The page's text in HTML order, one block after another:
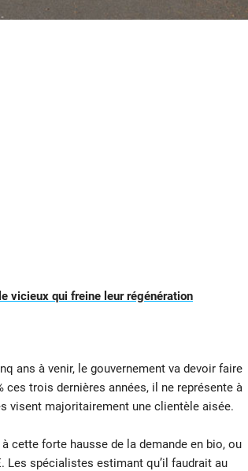
vicieux qui freine leur régénération
ans à venir, le gouvernement va devoir faire
trois dernières années, il ne représente à
visent majoritairement une clientèle aisée.
cette forte hausse de la demande en bio, ou
Les spécialistes estimant qu’il faudrait au